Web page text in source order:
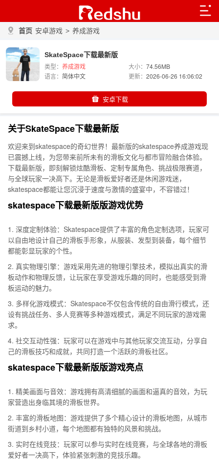
首页 安卓游戏 > 养成游戏
SkateSpace下载最新版
类型： 养成游戏 大小：74.56MB
语言： 简体中文 更新：2026-06-26 16:06:02
安卓下载
关于SkateSpace下载最新版
欢迎来到skatespace的奇幻世界！最新版的skatespace养成游戏现
已震撼上线，为您带来前所未有的滑板文化与都市冒险融合体验。
下载最新版，即刻解锁炫酷滑板、定制专属角色、挑战极限赛道，
与全球玩家一决高下。无论是滑板爱好者还是休闲游戏迷，
skatespace都能让您沉浸于速度与激情的盛宴中，不容错过！
skatespace下载最新版版游戏优势
1. 深度定制体验：Skatespace提供了丰富的角色定制选项，玩家可
以自由地设计自己的滑板手形象，从服装、发型到装备，每个细节
都能彰显玩家的个性。
2. 真实物理引擎：游戏采用先进的物理引擎技术，模拟出真实的滑
板动作和物理反馈，让玩家在享受游戏乐趣的同时，也能感受到滑
板运动的魅力。
3. 多样化游戏模式：Skatespace不仅包含传统的自由滑行模式，还
设有挑战任务、多人竞赛等多种游戏模式，满足不同玩家的游戏需
求。
4. 社交互动性强：玩家可以在游戏中与其他玩家交流互动，分享自
己的滑板技巧和成就，共同打造一个活跃的滑板社区。
skatespace下载最新版版游戏亮点
1. 精美画面与音效：游戏拥有高清细腻的画面和逼真的音效，为玩
家营造出身临其境的滑板世界。
2. 丰富的滑板地图：游戏提供了多个精心设计的滑板地图，从城市
街道到乡村小道，每个地图都有独特的风景和挑战。
3. 实时在线竞技：玩家可以参与实时在线竞赛，与全球各地的滑板
爱好者一决高下，体验紧张刺激的竞技乐趣。